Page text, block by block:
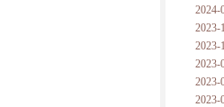
2024-
2023-
2023-
2023-
2023-
2023-